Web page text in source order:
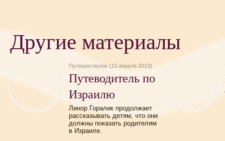
Другие материалы
Путешествуем (10 апреля 2013)
Путеводитель по
Израилю
Линор Горалик продолжает
рассказывать детям, что они
должны показать родителям
в Израиле.